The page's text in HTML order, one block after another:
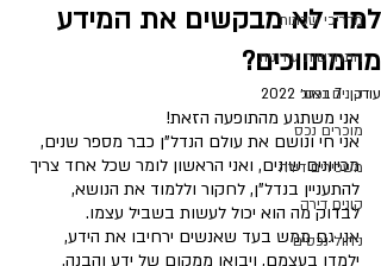
מדריכי שכונות
התחדשות עירונית
קונים נכס
מוכרים נכס
משכירים דירה
קונים דירה
ניהול נכסים
למה לא מבקשים את המידע
מהמתווכים?
עודכן:7 באוג׳ 2022
אני משתגע מהתופעה הזאת!
אני חי ונושם את עולם הנדל"ן כבר מספר שנים,
מכיוונים שונים, ואני הראשון לומר שכל אחד צריך
להתעניין בנדל"ן, לחקור וללמוד את הנושא,
לבדוק מה הוא יכול לעשות בשביל עצמו.
אני גם ממש בעד שאנשים ירחיבו את הידע,
ילמדו בעצמם, ויבואו ממקום של ידע והבנה.